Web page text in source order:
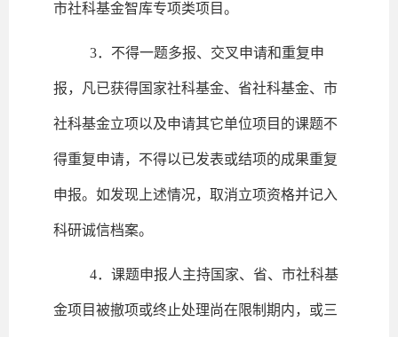
市社科基金智库专项类项目。
3．不得一题多报、交叉申请和重复申
报，凡已获得国家社科基金、省社科基金、市
社科基金立项以及申请其它单位项目的课题不
得重复申请，不得以已发表或结项的成果重复
申报。如发现上述情况，取消立项资格并记入
科研诚信档案。
4．课题申报人主持国家、省、市社科基
金项目被撤项或终止处理尚在限制期内，或三